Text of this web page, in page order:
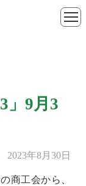
」9月3
2023年8月30日
商工会から、